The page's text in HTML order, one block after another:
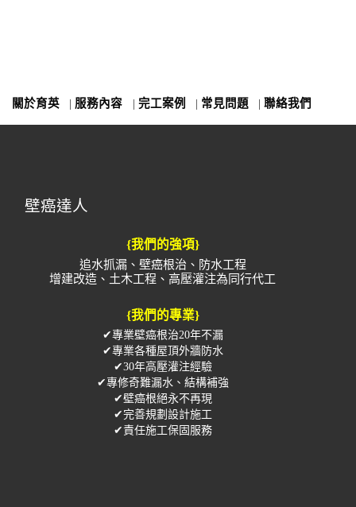
關於育英 | 服務內容 | 完工案例 | 常見問題 |聯絡我們
壁癌達人
{我們的強項}
追水抓漏、壁癌根治、防水工程
增建改造、土木工程、高壓灌注為同行代工
{我們的專業}
✔專業壁癌根治20年不漏
✔專業各種屋頂外牆防水
✔30年高壓灌注經驗
✔專修奇難漏水、結構補強
✔壁癌根絕永不再現
✔完善規劃設計施工
✔責任施工保固服務